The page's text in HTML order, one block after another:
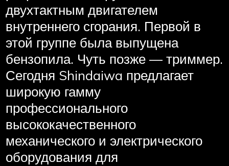
двухтактным двигателем
внутреннего сгорания. Первой в
этой группе была выпущена
бензопила. Чуть позже — триммер.
Сегодня Shindaiwa предлагает
широкую гамму
профессионального
высококачественного
механического и электрического
оборудования для